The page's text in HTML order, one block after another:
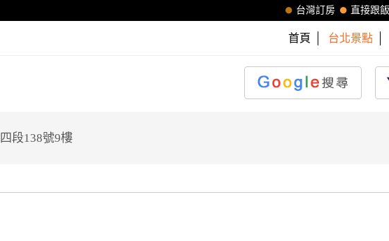
直接跟
台灣訂房
首頁 台北景點
段138號9樓